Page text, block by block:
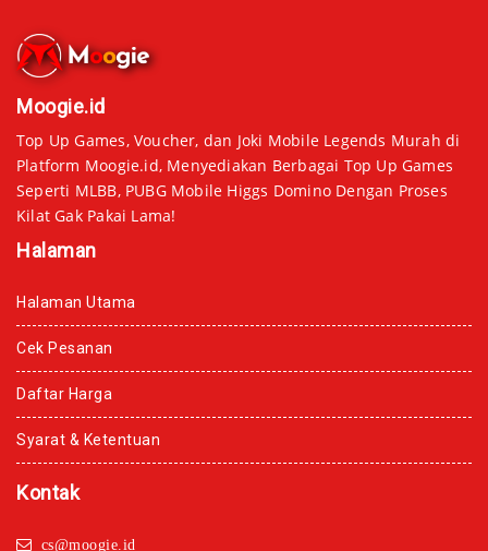
Moogie.id
Top Up Games, Voucher, dan Joki Mobile Legends Murah di
Platform Moogie.id, Menyediakan Berbagai Top Up Games
Seperti MLBB, PUBG Mobile Higgs Domino Dengan Proses
Kilat Gak Pakai Lama!
Halaman
Halaman Utama
Cek Pesanan
Daftar Harga
Syarat & Ketentuan
Kontak
cs@moogie.id